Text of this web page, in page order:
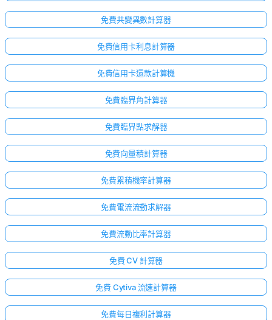
免費共變異數計算器
免費信用卡利息計算器
免費信用卡還款計算機
免費臨界角計算器
免費臨界點求解器
免費向量積計算器
免費累積機率計算器
免費電流流動求解器
免費流動比率計算器
免費 CV 計算器
免費 Cytiva 流速計算器
免費每日複利計算器